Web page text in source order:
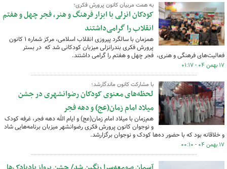
به همت مربیان کانون پرورش فکری؛
کودکان انزلی با ابزار فرهنگ و هنر، فجر چهل و هفتم
انقلاب را گرامی‌داشتند
همزمان با سالگرد پیروزی انقلاب اسلامی، مرکز شماره ۱ کانون
پرورش فکری بندرانزلی میزبان کودکانی شد که در بستر
فعالیت‌های فرهنگی و هنری، فجر چهل و هفتم را گرامی داشتند.
۱۷ بهمن ۰۴ - ۰۱:۱۷
با مشارکت کانون ماندگارشد؛
لحظه‌های معنوی کودکان رضوانشهری در جشن
میلاد امام زمان(عج) و دهه فجر
هم‌زمان با میلاد امام زمان(عج) و ایام الله دهه فجر، غرفه کودک
و نوجوان کانون پرورش فکری رضوانشهر میزبان برنامه‌هایی شاد
و خلاقانه بود که با حضور ده‌ها کودک و نوجوان برگزارشد.
۱۷ بهمن ۰۴ - ۰۰:۱۰